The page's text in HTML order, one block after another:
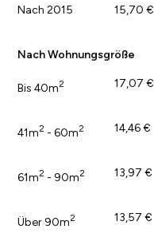
Nach 2015 15,70 €
Nach Wohnungsgröße
Bis 40m2 17,07 €
41m2 - 60m2 14,46 €
61m2 - 90m2 13,97 €
Über 90m2 13,57 €